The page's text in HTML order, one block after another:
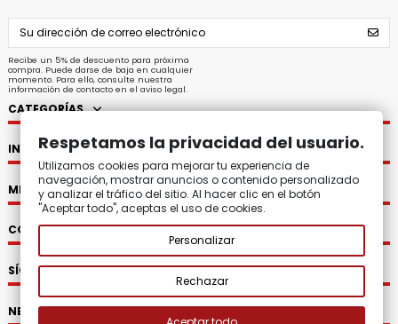
Recibe un 5% de descuento para próxima
compra. Puede darse de baja en cualquier
momento. Para ello, consulte nuestra
información de contacto en el aviso legal.
CATEGORÍAS
INFORMACIÓN
MI CUENTA
CONTACTO
SÍGUENOS
NEWSLETTER
Respetamos la privacidad del usuario.
Utilizamos cookies para mejorar tu experiencia de
navegación, mostrar anuncios o contenido personalizado
y analizar el tráfico del sitio. Al hacer clic en el botón
"Aceptar todo", aceptas el uso de cookies.
Personalizar
Rechazar